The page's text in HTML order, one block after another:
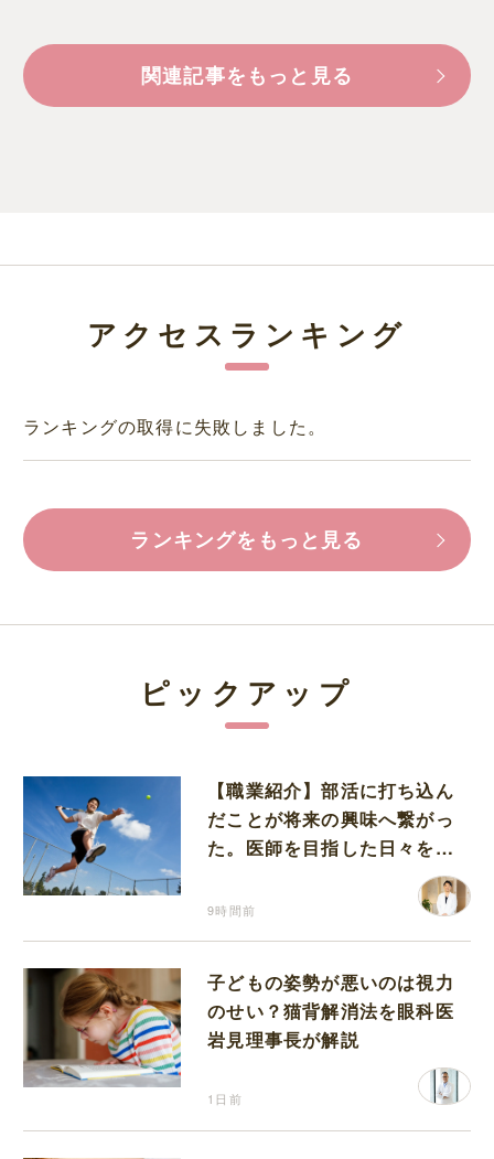
関連記事をもっと見る
アクセスランキング
ランキングの取得に失敗しました。
ランキングをもっと見る
ピックアップ
【職業紹介】部活に打ち込ん
だことが将来の興味へ繋がっ
た。医師を目指した日々を振
9時間前
子どもの姿勢が悪いのは視力
のせい？猫背解消法を眼科医
岩見理事長が解説
1日前